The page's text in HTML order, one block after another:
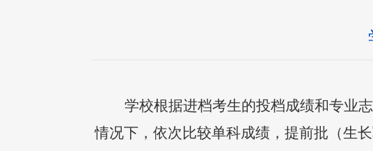
学校根据进档考生的投档成绩和专业
情况下，依次比较单科成绩，提前批（生